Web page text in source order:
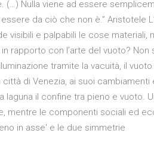
(…) Nulla viene ad essere
da ciò che non è.” Aristotele
visibili e palpabili le cose materiali,
rapporto con l’arte del vuoto?
tramite la vacuità, il
di Venezia, ai suoi cambiamenti
laguna il confine tra pieno e vuoto.
mentre le componenti sociali ed
in asse' e le due simmetrie